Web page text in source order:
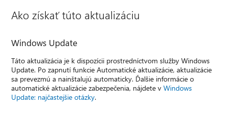
Ako získať túto aktualizáciu
Windows Update
Táto aktualizácia je k dispozícii prostredníctvom služby Windows
Update. Po zapnutí funkcie Automatické aktualizácie, aktualizácie
sa prevezmú a nainštalujú automaticky. Ďalšie informácie o
automatické aktualizácie zabezpečenia, nájdete vWindows
Update: najčastejšie otázky.